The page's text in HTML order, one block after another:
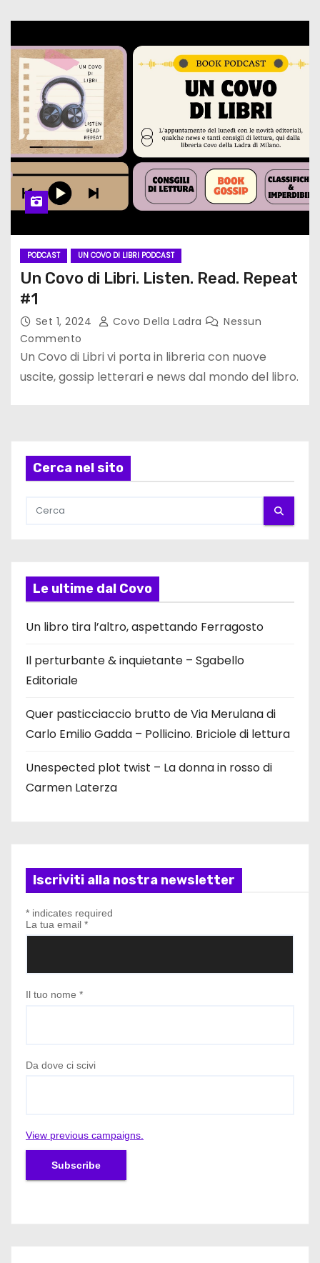
PODCAST UN COVO DI LIBRI PODCAST
Un Covo di Libri. Listen. Read. Repeat
#1
Set 1, 2024 Covo Della Ladra
Nessun
Commento
Un Covo di Libri vi porta in libreria con nuove
uscite, gossip letterari e news dal mondo del libro.
Cerca nel sito
Le ultime dal Covo
Un libro tira l’altro, aspettando Ferragosto
Il perturbante & inquietante – Sgabello
Editoriale
Quer pasticciaccio brutto de Via Merulana di
Carlo Emilio Gadda – Pollicino. Briciole di lettura
Unespected plot twist – La donna in rosso di
Carmen Laterza
Iscriviti alla nostra newsletter
* indicates required
La tua email *
Il tuo nome *
Da dove ci scivi
View previous campaigns.